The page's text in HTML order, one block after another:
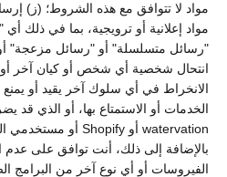
مواد لا تتوافق مع هذه الشروط؛ (ز)
مواد إعلانية أو ترويجية، بما في ذلك
"رسائل متسلسلة" أو "رسائل مزعجة"
الانخراط في أي سلوك آخر يقيد أو
الخدمات أو الاستمتاع بها، أو الذي قد
watervation أو Shopify أو مستخدمي الخدمات، أو يعرضهم للمسؤولية.
بالإضافة إلى ذلك، أنت توافق على عدم
الفيروسات أو أي نوع آخر من البرامج